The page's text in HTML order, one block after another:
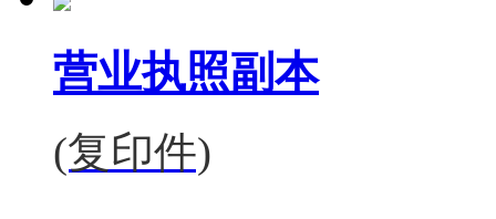
营业执照副本
(复印件)